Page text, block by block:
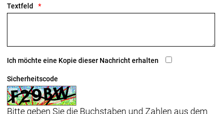
Textfeld
Ich möchte eine Kopie dieser Nachricht erhalten
Sicherheitscode
Bitte geben Sie die Buchstaben und Zahlen aus dem